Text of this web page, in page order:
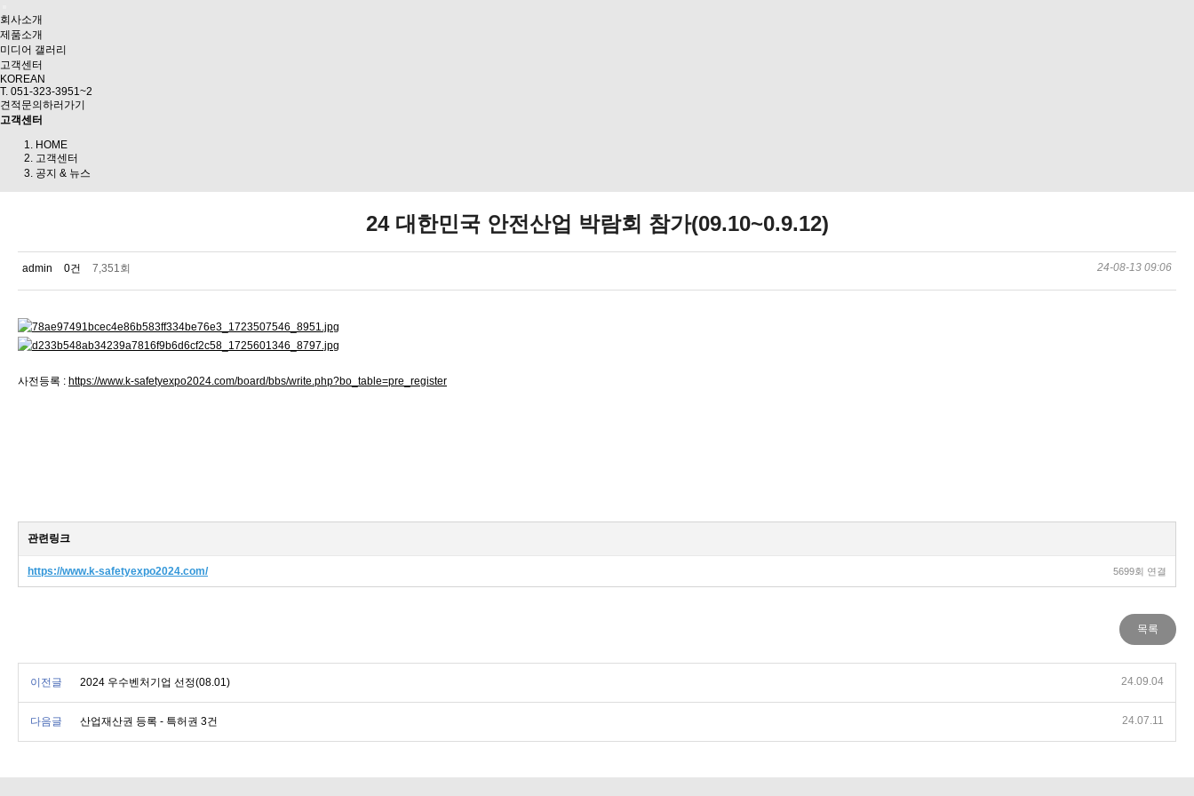
회사소개
제품소개
미디어 갤러리
고객센터
KOREAN
T. 051-323-3951~2
견적문의하러가기
고객센터
HOME
고객센터
공지 & 뉴스
24 대한민국 안전산업 박람회 참가(09.10~0.9.12)
admin 0건 7,351회 24-08-13 09:06
사전등록 : https://www.k-safetyexpo2024.com/board/bbs/write.php?bo_table=pre_register
관련링크
https://www.k-safetyexpo2024.com/ 5699회 연결
목록
이전글 2024 우수벤처기업 선정(08.01) 24.09.04
다음글 산업재산권 등록 - 특허권 3건 24.07.11